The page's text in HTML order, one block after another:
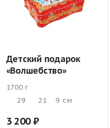
Детский подарок
«Волшебство»
1700 г
29
21 9 см
3 200